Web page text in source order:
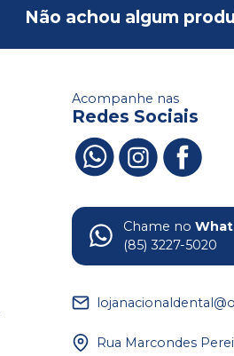
Não achou algum
Acompanhe nas
Redes Sociais
Chame no
(85) 3227-5020
Rua Marcondes